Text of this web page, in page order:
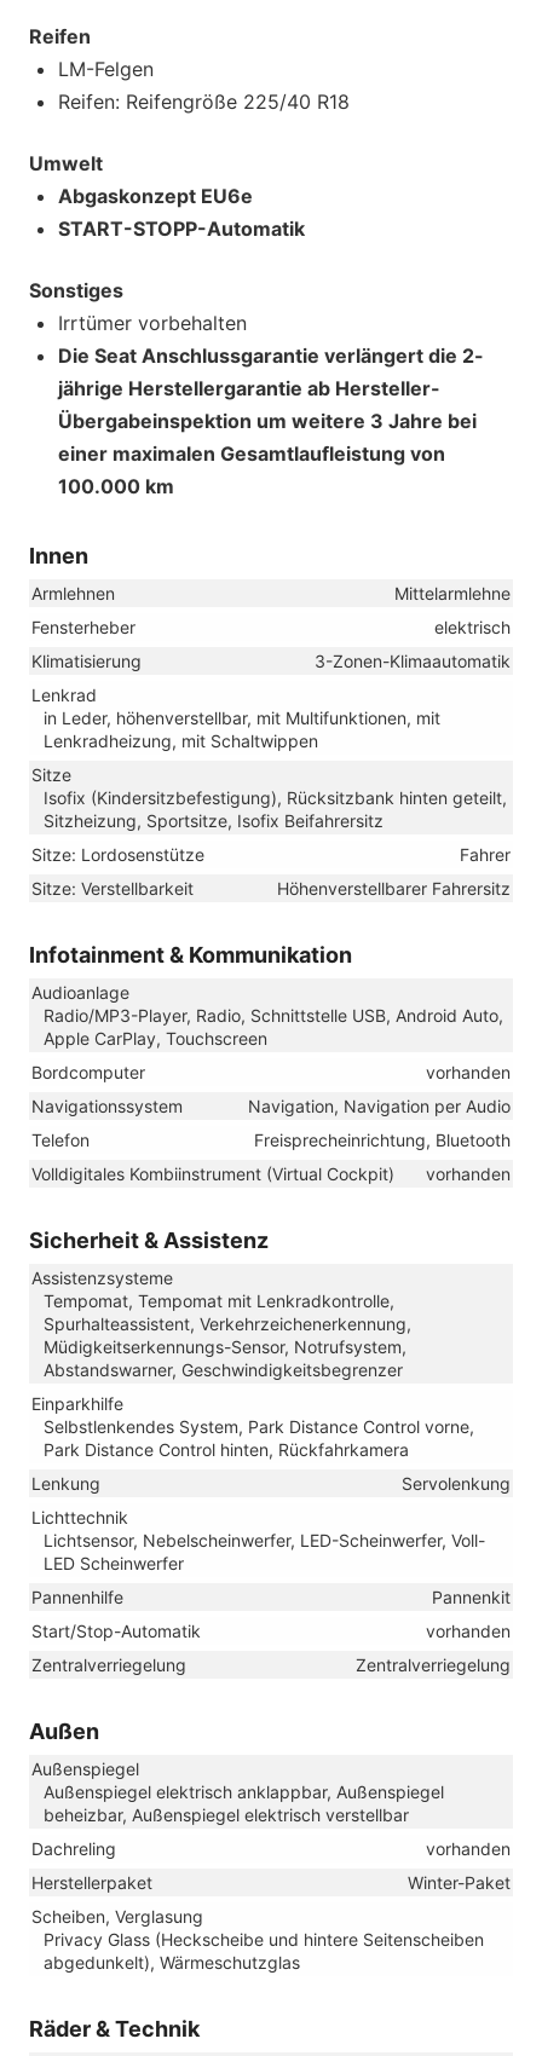
Reifen
LM-Felgen
Reifen: Reifengröße 225/40 R18
Umwelt
Abgaskonzept EU6e
START-STOPP-Automatik
Sonstiges
Irrtümer vorbehalten
Die Seat Anschlussgarantie verlängert die 2-
jährige Herstellergarantie ab Hersteller-
Übergabeinspektion um weitere 3 Jahre bei
einer maximalen Gesamtlaufleistung von
100.000 km
Innen
Armlehnen
Mittelarmlehne
Fensterheber
elektrisch
Klimatisierung
3-Zonen-Klimaautomatik
Lenkrad
in Leder, höhenverstellbar, mit Multifunktionen, mit
Lenkradheizung, mit Schaltwippen
Sitze
Isofix (Kindersitzbefestigung), Rücksitzbank hinten geteilt,
Sitzheizung, Sportsitze, Isofix Beifahrersitz
Sitze: Lordosenstütze
Fahrer
Sitze: Verstellbarkeit
Höhenverstellbarer Fahrersitz
Infotainment & Kommunikation
Audioanlage
Radio/MP3-Player, Radio, Schnittstelle USB, Android Auto,
Apple CarPlay, Touchscreen
Bordcomputer
vorhanden
Navigationssystem
Navigation, Navigation per Audio
Telefon
Freisprecheinrichtung, Bluetooth
Volldigitales Kombiinstrument (Virtual Cockpit)
vorhanden
Sicherheit & Assistenz
Assistenzsysteme
Tempomat, Tempomat mit Lenkradkontrolle,
Spurhalteassistent, Verkehrzeichenerkennung,
Müdigkeitserkennungs-Sensor, Notrufsystem,
Abstandswarner, Geschwindigkeitsbegrenzer
Einparkhilfe
Selbstlenkendes System, Park Distance Control vorne,
Park Distance Control hinten, Rückfahrkamera
Lenkung
Servolenkung
Lichttechnik
Lichtsensor, Nebelscheinwerfer, LED-Scheinwerfer, Voll-
LED Scheinwerfer
Pannenhilfe
Pannenkit
Start/Stop-Automatik
vorhanden
Zentralverriegelung
Zentralverriegelung
Außen
Außenspiegel
Außenspiegel elektrisch anklappbar, Außenspiegel
beheizbar, Außenspiegel elektrisch verstellbar
Dachreling
vorhanden
Herstellerpaket
Winter-Paket
Scheiben, Verglasung
Privacy Glass (Heckscheibe und hintere Seitenscheiben
abgedunkelt), Wärmeschutzglas
Räder & Technik